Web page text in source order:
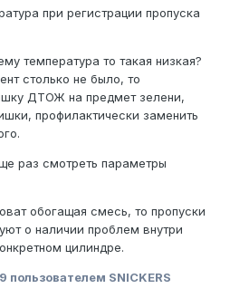
при регистрации пропуска
температура то такая низкая?
столько не было, то
ДТОЖ на предмет зелени,
профилактически заменить
раз смотреть параметры
обогащая смесь, то пропуски
о наличии проблем внутри
цилиндре.
пользователем SNICKERS